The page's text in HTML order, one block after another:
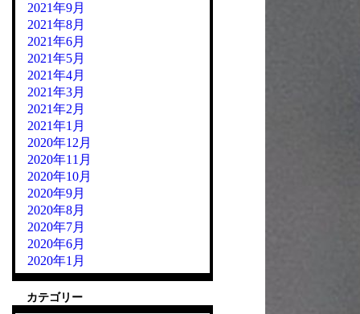
2021年9月
2021年8月
2021年6月
2021年5月
2021年4月
2021年3月
2021年2月
2021年1月
2020年12月
2020年11月
2020年10月
2020年9月
2020年8月
2020年7月
2020年6月
2020年1月
カテゴリー